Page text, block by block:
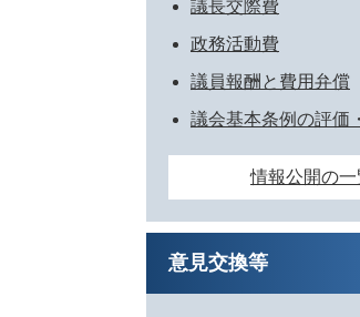
議長交際費
政務活動費
議員報酬と費用弁償
議会基本条例の評価
情報公開の一
意見交換等